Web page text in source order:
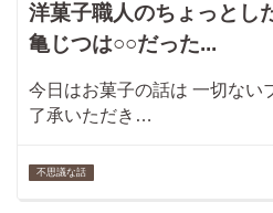
洋菓子職人のちょっとし
亀じつは○○だった...
今日はお菓子の話は 一切ない
了承いただき…
不思議な話